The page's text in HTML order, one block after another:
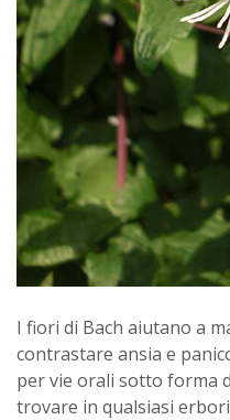
I fiori di Bach aiutano a
contrastare ansia e
per vie orali sotto forma
trovare in qualsiasi